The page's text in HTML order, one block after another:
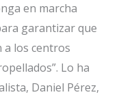
en marcha
garantizar que
a los centros
Lo ha
Daniel Pérez,